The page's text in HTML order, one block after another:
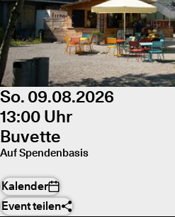
So. 09.08.2026
13:00 Uhr
Buvette
Auf Spendenbasis
Kalender
Event teilen